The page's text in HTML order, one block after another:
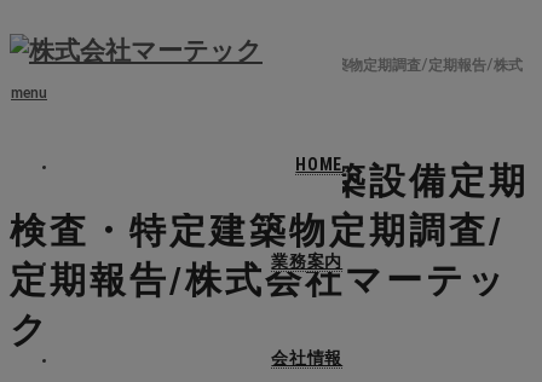
menu
HOME
業務案内
会社情報
ブログ
愛西市 防火・建築設備定期検査・特定建築物定期調査/定期報告/株式
愛西市 防火・建築設備定期
検査・特定建築物定期調査/
定期報告/株式会社マーテッ
ク